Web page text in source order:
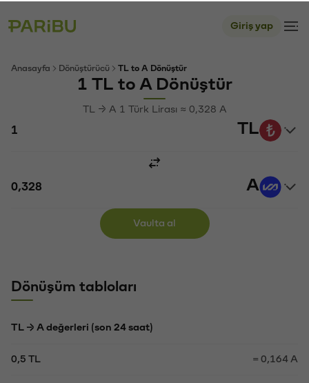
Giriş yap
Anasayfa Dönüştürücü TL to A Dönüştür
1 TL to A Dönüştür
TL → A 1 Türk Lirası ≈ 0,328 A
TL
A
Vaulta al
Dönüşüm tabloları
TL → A değerleri (son 24 saat)
0,5 TL = 0,164 A